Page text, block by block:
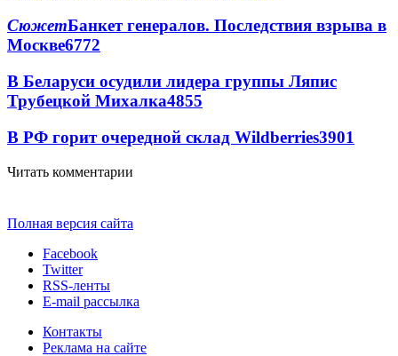
СюжетБанкет генералов. Последствия взрыва в
Москве6772
В Беларуси осудили лидера группы Ляпис
Трубецкой Михалка4855
В РФ горит очередной склад Wildberries3901
Читать комментарии
Полная версия сайта
Facebook
Twitter
RSS-ленты
E-mail рассылка
Контакты
Реклама на сайте